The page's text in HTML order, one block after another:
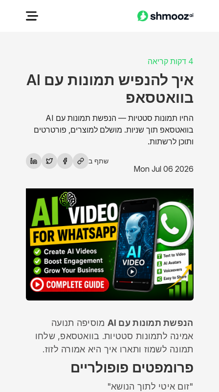
4 דקות קריאה
איך להנפיש תמונות עם AI
בוואטסאפ
החיו תמונות סטטיות — הנפשת תמונות עם AI
בוואטסאפ תוך שניות. מושלם למוצרים, פורטרטים
ותוכן לרשתות.
Mon Jul 06 2026
שתף ב
הנפשת תמונות עם AI
מוסיפה תנועה
אמינה לתמונות סטטיות. בוואטסאפ, שלחו
תמונה לשמוז ותארו איך היא אמורה לזוז.
פרומפטים פופולריים
"זום איטי לתוך הנושא"